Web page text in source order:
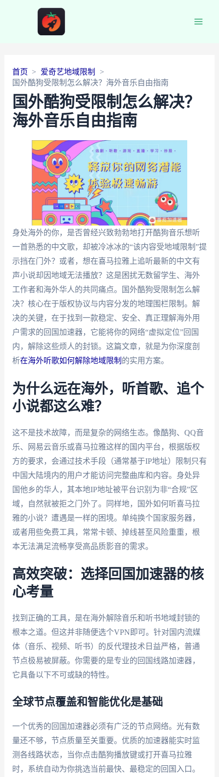
首页
爱奇艺地域限制
国外酷狗受限制怎么解决？海外音乐自由指南
国外酷狗受限制怎么解决？
海外音乐自由指南
身处海外的你，是否曾经兴致勃勃地打开酷狗音乐想听
一首熟悉的中文歌，却被冷冰冰的“该内容受地域限制”提
示挡在门外？或者，想在喜马拉雅上追听最新的中文有
声小说却因地域无法播放？这是困扰无数留学生、海外
工作者和海外华人的共同痛点。国外酷狗受限制怎么解
决？核心在于版权协议与内容分发的地理围栏限制。解
决的关键，在于找到一款稳定、安全、真正理解海外用
户需求的回国加速器，它能将你的网络“虚拟定位”回国
内，解除这些烦人的封锁。这篇文章，就是为你深度剖
析在海外听歌如何解除地域限制 的实用方案。
为什么远在海外，听首歌、追个
小说都这么难？
这不是技术故障，而是复杂的网络生态。像酷狗、QQ音
乐、网易云音乐或喜马拉雅这样的国内平台，根据版权
方的要求，会通过技术手段（通常基于IP地址）限制只有
中国大陆境内的用户才能访问完整曲库和内容。身处异
国他乡的华人，其本地IP地址被平台识别为非“合规”区
域，自然就被拒之门外了。同样地，国外如何听喜马拉
雅的小说？遭遇是一样的困境。单纯换个国家服务器，
或者用些免费工具，常常卡顿、掉线甚至风险重重，根
本无法满足流畅享受高品质影音的需求。
高效突破：选择回国加速器的核
心考量
找到正确的工具，是在海外解除音乐和听书地域封锁的
根本之道。但这并非随便选个VPN即可。针对国内流媒
体（音乐、视频、听书）的反代理技术日益严格，普通
节点极易被屏蔽。你需要的是专业的回国线路加速器，
它具备以下不可或缺的特性。
全球节点覆盖和智能优化是基础
一个优秀的回国加速器必须有广泛的节点网络。光有数
量还不够，节点质量至关重要。优质的加速器能实时监
测各线路状态，当你点击酷狗播放键或打开喜马拉雅
时，系统自动为你挑选当前最快、最稳定的回国入口。